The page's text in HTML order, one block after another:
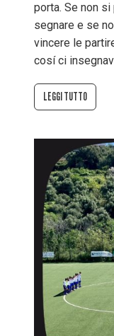
porta. Se non
segnare e se
vincere le
cosí ci
LEGGI TUTTO